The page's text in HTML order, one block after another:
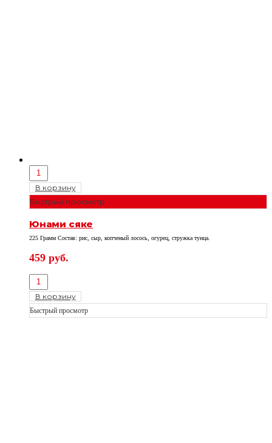
В корзину
Быстрый просмотр
Юнами сяке
225 Грамм Состав: рис, сыр, копченый лосось, огурец, стружка тунца.
459 руб.
В корзину
Быстрый просмотр